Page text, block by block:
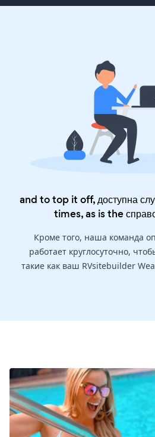
and to top it off, доступна
times, as is the
Кроме того, наша команда
работает круглосуточно,
такие как ваш RVsitebuilder